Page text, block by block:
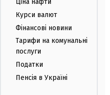
Ціна нафти
Курси валют
Фінансові новини
Тарифи на комунальні
послуги
Податки
Пенсія в Україні